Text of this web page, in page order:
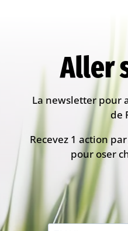
Aller
La newsletter pour
de
Recevez 1 action
pour oser